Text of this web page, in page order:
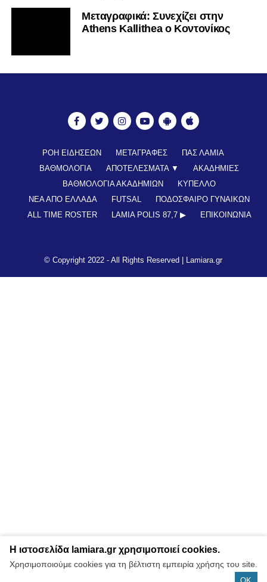
Mεταγραφικά: Συνεχίζει στην
Athens Kallithea ο Κοντονίκος
ΡΟΗ ΕΙΔΗΣΕΩΝ ΜΕΤΑΓΡΑΦΕΣ
ΠΑΣ ΛΑΜΙΑ
ΒΑΘΜΟΛΟΓΙΑ
ΑΠΟΤΕΛΕΣΜΑΤΑ ▼
ΑΚΑΔΗΜΙΕΣ
ΒΑΘΜΟΛΟΓΙΑ ΑΚΑΔΗΜΙΩΝ
ΚΥΠΕΛΛΟ
ΝΕΑ ΑΠΟ ΕΛΛΑΔΑ
FUTSAL
ΠΟΔΟΣΦΑΙΡΟ ΓΥΝΑΙΚΩΝ
ALL TIME ROSTER
LAMIA POLIS 87,7 ▶︎ ΕΠΙΚΟΙΝΩΝΊΑ
© Copyright 2022 - All Rights Reserved | Lamiara.gr
Η ιστοσελίδα lamiara.gr χρησιμοποιεί cookies.
Χρησιμοποιούμε cookies για τη βέλτιστη εμπειρία χρήσης του site.